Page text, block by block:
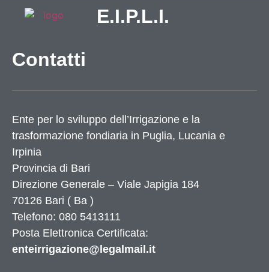
E.I.P.L.I.
Contatti
Ente per lo sviluppo dell’Irrigazione e la
trasformazione fondiaria in Puglia, Lucania e
Irpinia
Provincia di Bari
Direzione Generale – Viale Japigia 184
70126 Bari ( Ba )
Telefono: 080 5413111
Posta Elettronica Certificata:
enteirrigazione@legalmail.it